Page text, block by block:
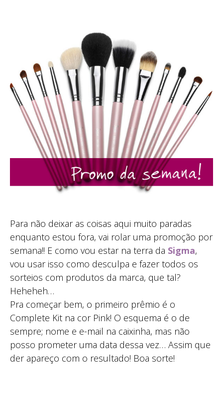
Para não deixar as coisas aqui muito paradas
enquanto estou fora, vai rolar uma promoção por
semana!! E como vou estar na terra da Sigma,
vou usar isso como desculpa e fazer todos os
sorteios com produtos da marca, que tal?
Heheheh…
Pra começar bem, o primeiro prêmio é o
Complete Kit na cor Pink! O esquema é o de
sempre; nome e e-mail na caixinha, mas não
posso prometer uma data dessa vez… Assim que
der apareço com o resultado! Boa sorte!